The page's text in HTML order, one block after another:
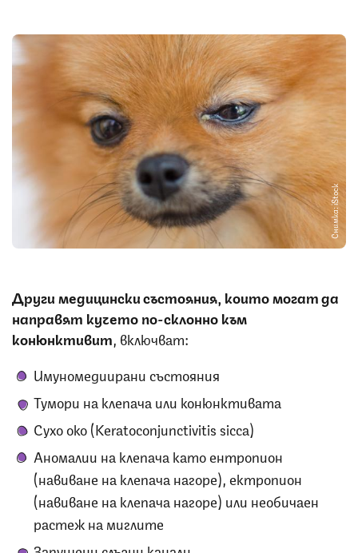
Снимка: iStock
Други медицински състояния, които могат да
направят кучето по-склонно към
конюнктивит , включват:
Имуномедиирани състояния
Тумори на клепача или конюнктивата
Сухо око (Keratoconjunctivitis sicca)
Аномалии на клепача като ентропион
(навиване на клепача нагоре), ектропион
(навиване на клепача нагоре) или необичаен
растеж на миглите